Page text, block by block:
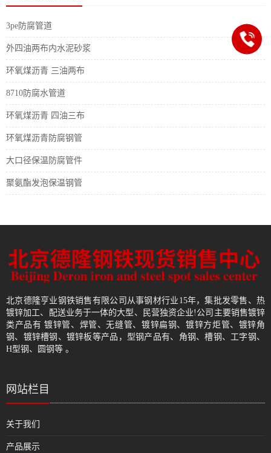
3pe防腐管道
外四油两布内水泥砂浆
环氧煤沥青 三油两布
8710防腐水管道
环氧煤沥青 四油三布
环氧煤沥青防腐钢管
大口径保温防腐管件
聚氨酯发泡保温钢管
北京德隆亨业钢铁销售有限公司从事钢材行业15年，集批发零售、热
镀锌加工、配送业务于一体的大型、民营独资企业!公司主要销售镀锌
类产品有 镀锌管、焊管、无缝管、镀锌扁钢、镀锌方炬管、镀锌角
钢、镀锌槽钢、镀锌板等产品，型钢产品有、角钢、槽钢、工字钢、
H型钢、圆钢等 。
网站栏目
关于我们
产品展示